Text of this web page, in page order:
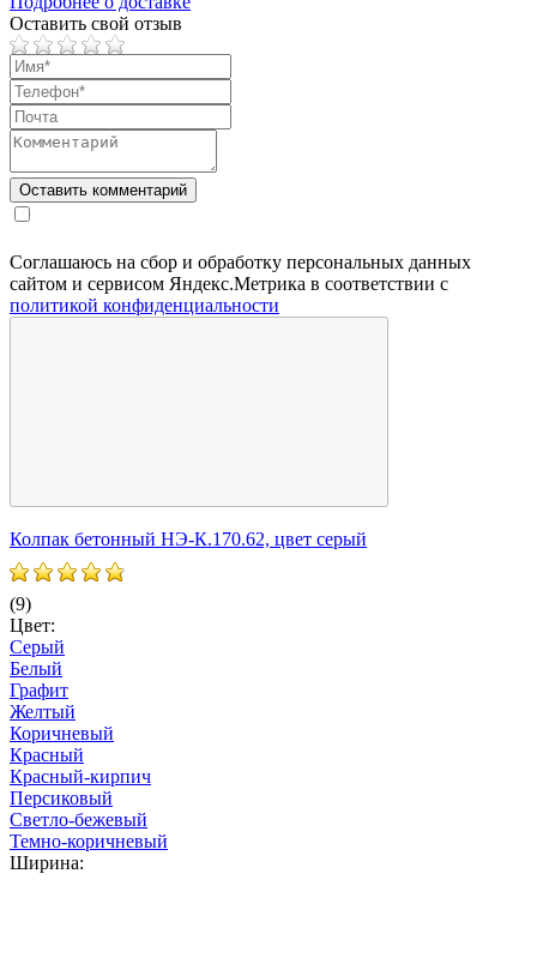
Оставить свой отзыв
Соглашаюсь на сбор и обработку персональных данных
сайтом и сервисом Яндекс.Метрика в соответствии с
политикой конфиденциальности
Колпак бетонный НЭ-К.170.62, цвет серый
(9)
Цвет:
Серый
Белый
Графит
Желтый
Коричневый
Красный
Красный-кирпич
Персиковый
Светло-бежевый
Темно-коричневый
Ширина: